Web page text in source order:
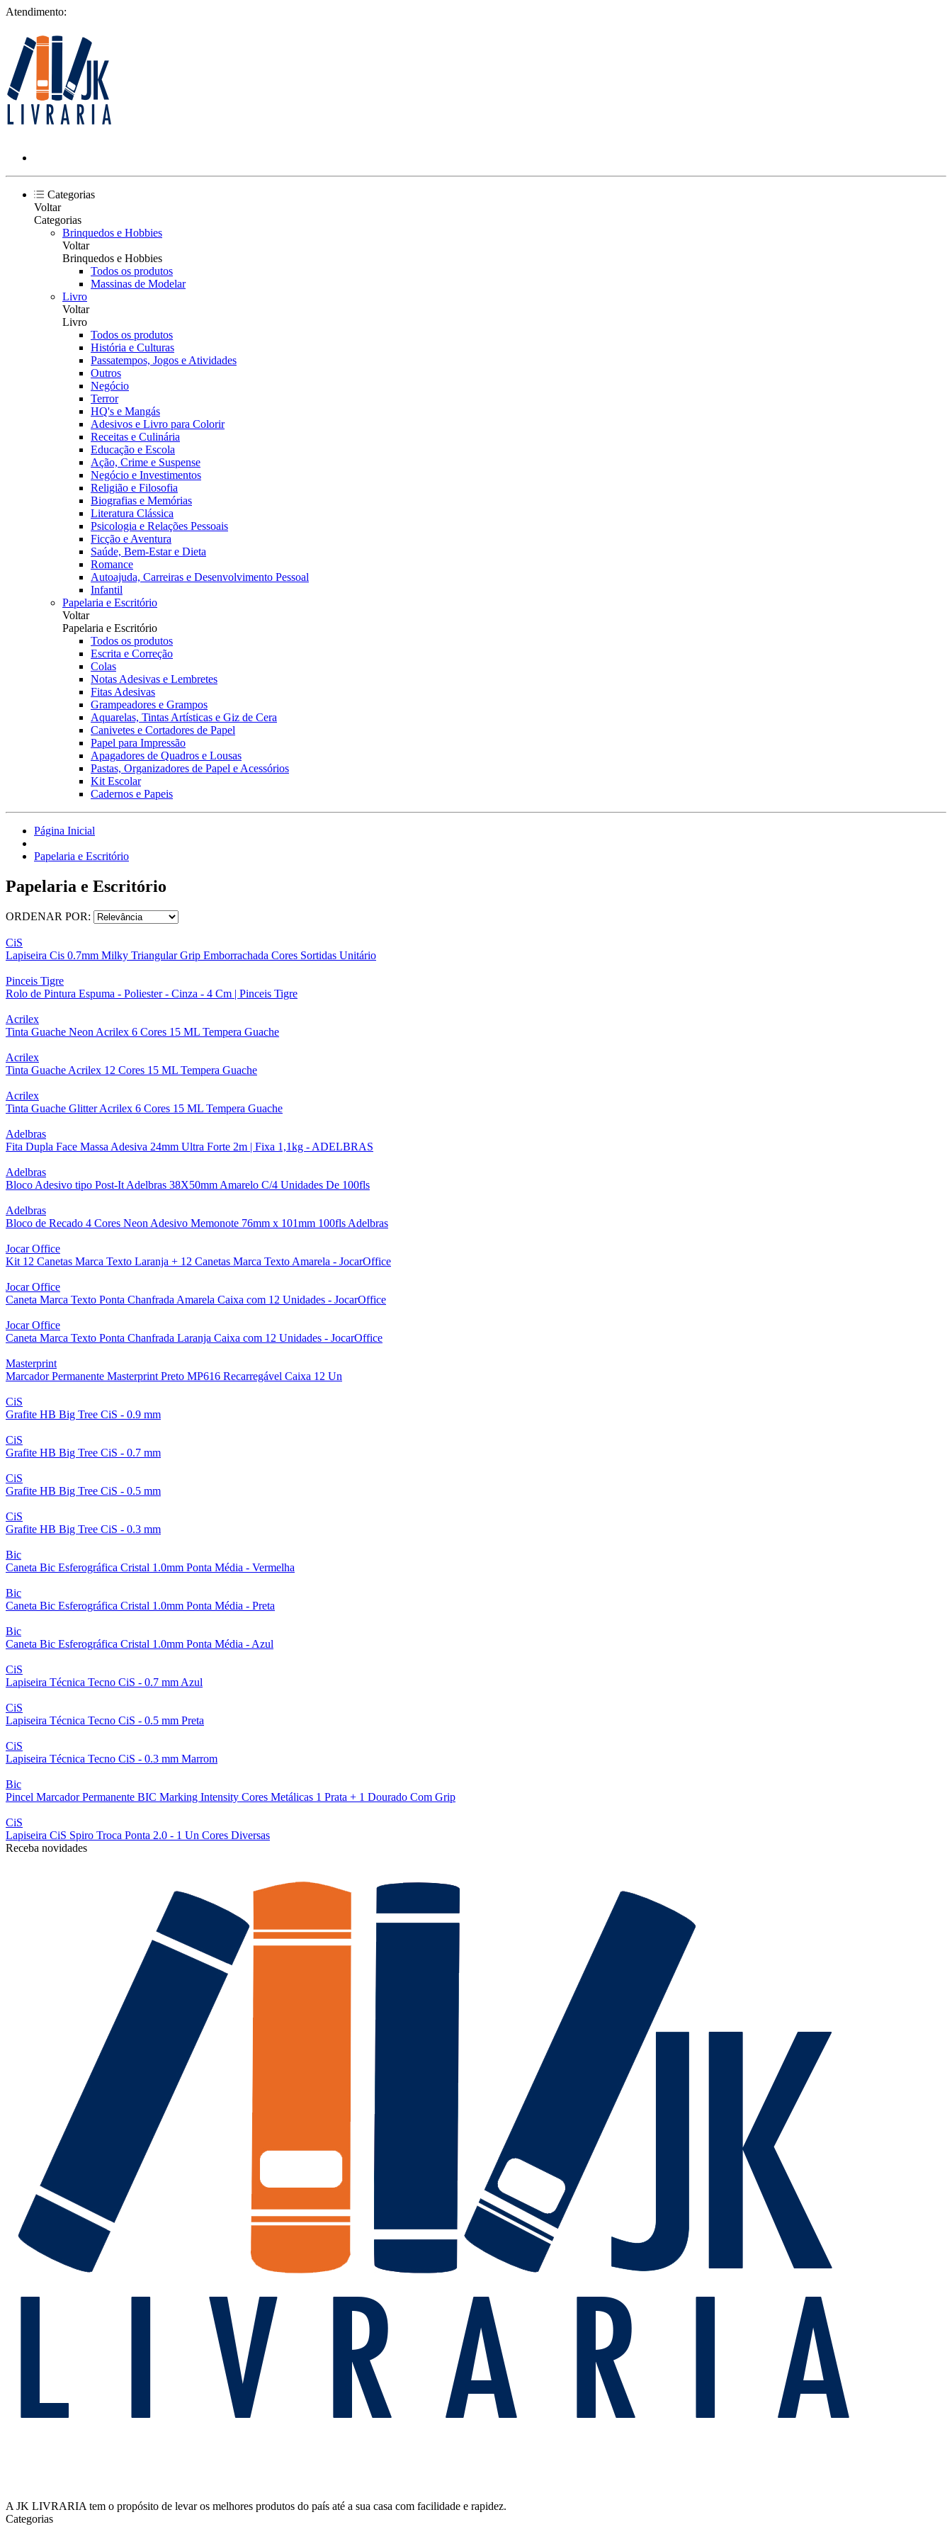
Atendimento:
Categorias
Voltar
Categorias
Brinquedos e Hobbies
Voltar
Brinquedos e Hobbies
Todos os produtos
Massinas de Modelar
Livro
Voltar
Livro
Todos os produtos
História e Culturas
Passatempos, Jogos e Atividades
Outros
Negócio
Terror
HQ's e Mangás
Adesivos e Livro para Colorir
Receitas e Culinária
Educação e Escola
Ação, Crime e Suspense
Negócio e Investimentos
Religião e Filosofia
Biografias e Memórias
Literatura Clássica
Psicologia e Relações Pessoais
Ficção e Aventura
Saúde, Bem-Estar e Dieta
Romance
Autoajuda, Carreiras e Desenvolvimento Pessoal
Infantil
Papelaria e Escritório
Voltar
Papelaria e Escritório
Todos os produtos
Escrita e Correção
Colas
Notas Adesivas e Lembretes
Fitas Adesivas
Grampeadores e Grampos
Aquarelas, Tintas Artísticas e Giz de Cera
Canivetes e Cortadores de Papel
Papel para Impressão
Apagadores de Quadros e Lousas
Pastas, Organizadores de Papel e Acessórios
Kit Escolar
Cadernos e Papeis
Página Inicial
Papelaria e Escritório
Papelaria e Escritório
ORDENAR POR:
CiS
Lapiseira Cis 0.7mm Milky Triangular Grip Emborrachada Cores Sortidas Unitário
Pinceis Tigre
Rolo de Pintura Espuma - Poliester - Cinza - 4 Cm | Pinceis Tigre
Acrilex
Tinta Guache Neon Acrilex 6 Cores 15 ML Tempera Guache
Acrilex
Tinta Guache Acrilex 12 Cores 15 ML Tempera Guache
Acrilex
Tinta Guache Glitter Acrilex 6 Cores 15 ML Tempera Guache
Adelbras
Fita Dupla Face Massa Adesiva 24mm Ultra Forte 2m | Fixa 1,1kg - ADELBRAS
Adelbras
Bloco Adesivo tipo Post-It Adelbras 38X50mm Amarelo C/4 Unidades De 100fls
Adelbras
Bloco de Recado 4 Cores Neon Adesivo Memonote 76mm x 101mm 100fls Adelbras
Jocar Office
Kit 12 Canetas Marca Texto Laranja + 12 Canetas Marca Texto Amarela - JocarOffice
Jocar Office
Caneta Marca Texto Ponta Chanfrada Amarela Caixa com 12 Unidades - JocarOffice
Jocar Office
Caneta Marca Texto Ponta Chanfrada Laranja Caixa com 12 Unidades - JocarOffice
Masterprint
Marcador Permanente Masterprint Preto MP616 Recarregável Caixa 12 Un
CiS
Grafite HB Big Tree CiS - 0.9 mm
CiS
Grafite HB Big Tree CiS - 0.7 mm
CiS
Grafite HB Big Tree CiS - 0.5 mm
CiS
Grafite HB Big Tree CiS - 0.3 mm
Bic
Caneta Bic Esferográfica Cristal 1.0mm Ponta Média - Vermelha
Bic
Caneta Bic Esferográfica Cristal 1.0mm Ponta Média - Preta
Bic
Caneta Bic Esferográfica Cristal 1.0mm Ponta Média - Azul
CiS
Lapiseira Técnica Tecno CiS - 0.7 mm Azul
CiS
Lapiseira Técnica Tecno CiS - 0.5 mm Preta
CiS
Lapiseira Técnica Tecno CiS - 0.3 mm Marrom
Bic
Pincel Marcador Permanente BIC Marking Intensity Cores Metálicas 1 Prata + 1 Dourado Com Grip
CiS
Lapiseira CiS Spiro Troca Ponta 2.0 - 1 Un Cores Diversas
Receba novidades
A JK LIVRARIA tem o propósito de levar os melhores produtos do país até a sua casa com facilidade e rapidez.
Categorias